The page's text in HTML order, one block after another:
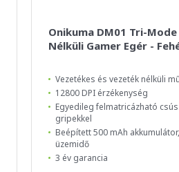
Onikuma DM01 Tri-
Nélküli Gamer Egér -
Vezetékes és vezeték nélküli
12800 DPI érzékenység
Egyedileg felmatricázható
gripekkel
Beépített 500 mAh
üzemidő
3 év garancia